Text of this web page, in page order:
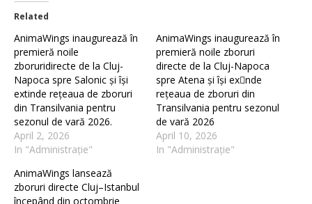
Related
AnimaWings inaugurează în
premieră noile
zboruridirecte de la Cluj-
Napoca spre Salonic și își
extinde rețeaua de zboruri
din Transilvania pentru
sezonul de vară 2026.
April 2, 2026
In "Administrație"
AnimaWings inaugurează în
premieră noile zboruri
directe de la Cluj-Napoca
spre Atena și își exnde
rețeaua de zboruri din
Transilvania pentru sezonul
de vară 2026
April 10, 2026
In "Administrație"
AnimaWings lansează
zboruri directe Cluj–Istanbul
începând din octombrie